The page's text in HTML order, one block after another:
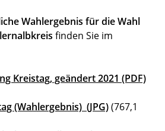
Wahlergebnis für die Wahl
finden Sie im
Kreistag, geändert 2021 (PDF)
(Wahlergebnis) (JPG)(767,1